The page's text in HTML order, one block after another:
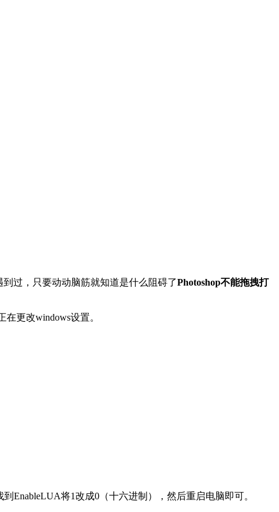
过，只要动动脑筋就知道是什么阻碍了Photoshop不能拖拽打
更改windows设置。
EnableLUA将1改成0（十六进制），然后重启电脑即可。